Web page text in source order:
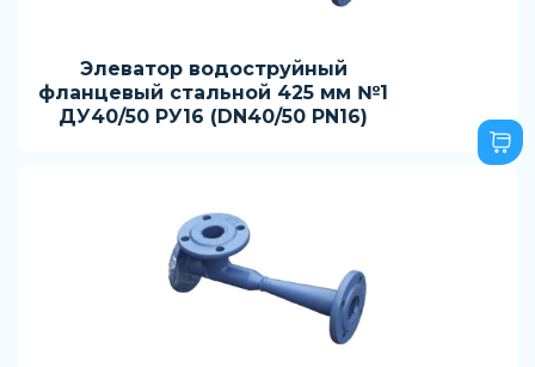
Элеватор водоструйный
фланцевый стальной 425 мм №1
ДУ40/50 РУ16 (DN40/50 PN16)